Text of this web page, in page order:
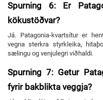
Spurning 6: Er
kökustöðvar?
Já. Patagonia-kvartsítur er
vegna sterkra styrkleika,
sælingu og venjulegri viðhaldi.
Spurning 7: Getur
fyrir bakblikta veggja?